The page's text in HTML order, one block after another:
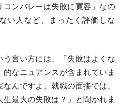
ンバレーは失敗に寛容」なの
い人など、まったく評価しな
う言い方には、「失敗はよくな
なニュアンスが含まれていま
んですよ。就職の面接では、
最大の失敗は？」と聞かれま